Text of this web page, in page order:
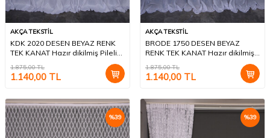
AKÇA TEKSTİL
KDK 2020 DESEN BEYAZ RENK
TEK KANAT Hazır dikilmiş Pileli
1.875,00TL
1.140,00 TL
AKÇA TEKSTİL
BRODE 1750 DESEN BEYAZ
RENK TEK KANAT Hazır dikilmiş
1.875,00TL
1.140,00 TL
%39 %39